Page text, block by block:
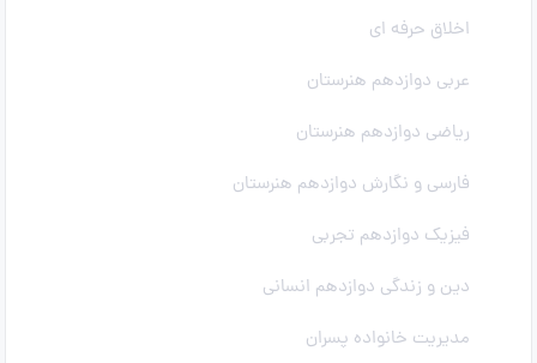
اخلاق حرفه ای
عربی دوازدهم هنرستان
ریاضی دوازدهم هنرستان
فارسی و نگارش دوازدهم هنرستان
فیزیک دوازدهم تجربی
دین و زندگی دوازدهم انسانی
مدیریت خانواده پسران